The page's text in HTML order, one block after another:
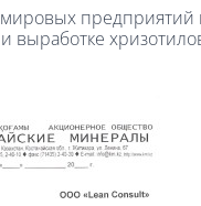
предприятий
выработке